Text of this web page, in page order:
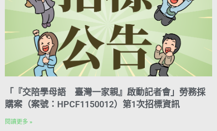
「『交陪學母語 臺灣一家親』啟動記者會」勞務採
購案（案號：HPCF1150012）第1次招標資訊
閱讀更多 »